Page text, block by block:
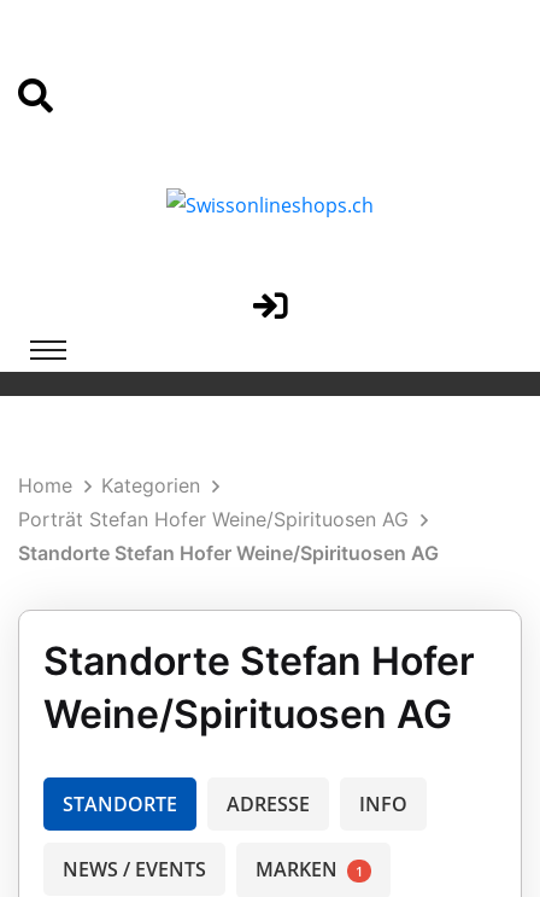
Home
Kategorien
Porträt Stefan Hofer Weine/Spirituosen AG
Standorte Stefan Hofer Weine/Spirituosen AG
Standorte Stefan Hofer
Weine/Spirituosen AG
STANDORTE ADRESSE INFO
NEWS / EVENTS MARKEN 1